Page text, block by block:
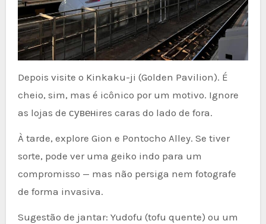
Depois visite o Kinkaku-ji (Golden Pavilion). É
cheio, sim, mas é icônico por um motivo. Ignore
as lojas de сувенires caras do lado de fora.
À tarde, explore Gion e Pontocho Alley. Se tiver
sorte, pode ver uma geiko indo para um
compromisso — mas não persiga nem fotografe
de forma invasiva.
Sugestão de jantar: Yudofu (tofu quente) ou um